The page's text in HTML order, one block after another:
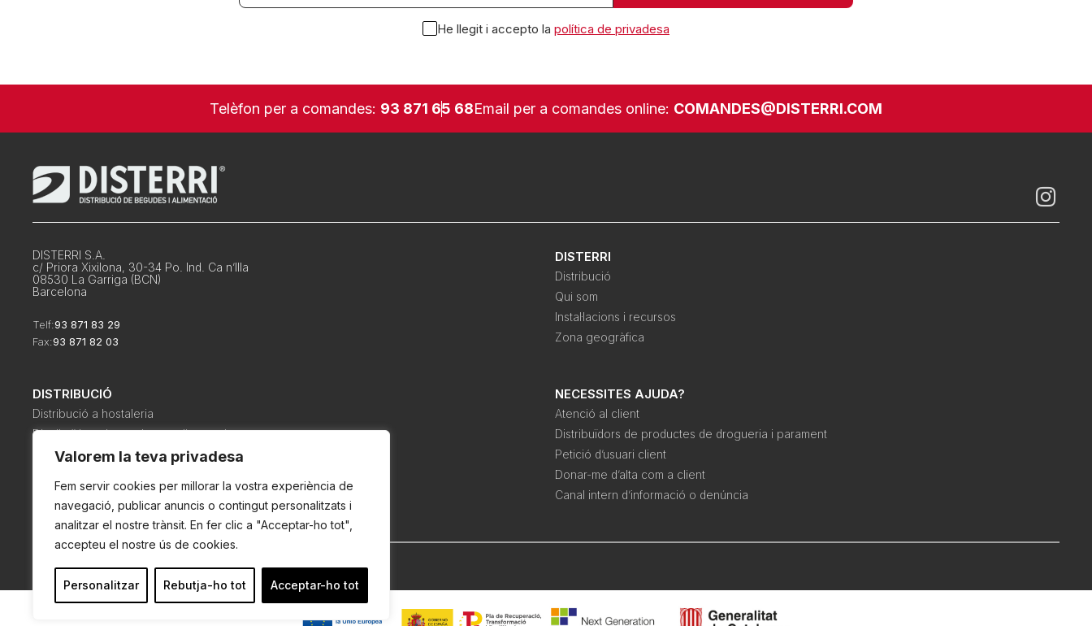
Valorem la teva privadesa
Fem servir cookies per millorar la vostra experiència de
navegació, publicar anuncis o contingut personalitzats i
analitzar el nostre trànsit. En fer clic a "Acceptar-ho tot",
accepteu el nostre ús de cookies.
Personalitzar Rebutja-ho tot Acceptar-ho tot
He llegit i accepto la política de privadesa
Telèfon per a comandes: 93 871 65 68Email per a comandes online: COMANDES@DISTERRI.COM
DISTERRI S.A.
c/ Priora Xixilona, 30-34 Po. Ind. Ca n’Illa
08530 La Garriga (BCN)
Barcelona
Telf:93 871 83 29
Fax:93 871 82 03
DISTERRI
Distribució
Qui som
Instal·lacions i recursos
Zona geogràfica
DISTRIBUCIÓ
Distribució a hostaleria
Distribuïdors de productes alimentaris
Distribució de begudes i alimentació a col·lectivitats
NECESSITES AJUDA?
Atenció al client
Distribuïdors de productes de drogueria i parament
Petició d’usuari client
Donar-me d’alta com a client
Canal intern d’informació o denúncia
Política de cookiesPolítica de privadesa Condicions de compra